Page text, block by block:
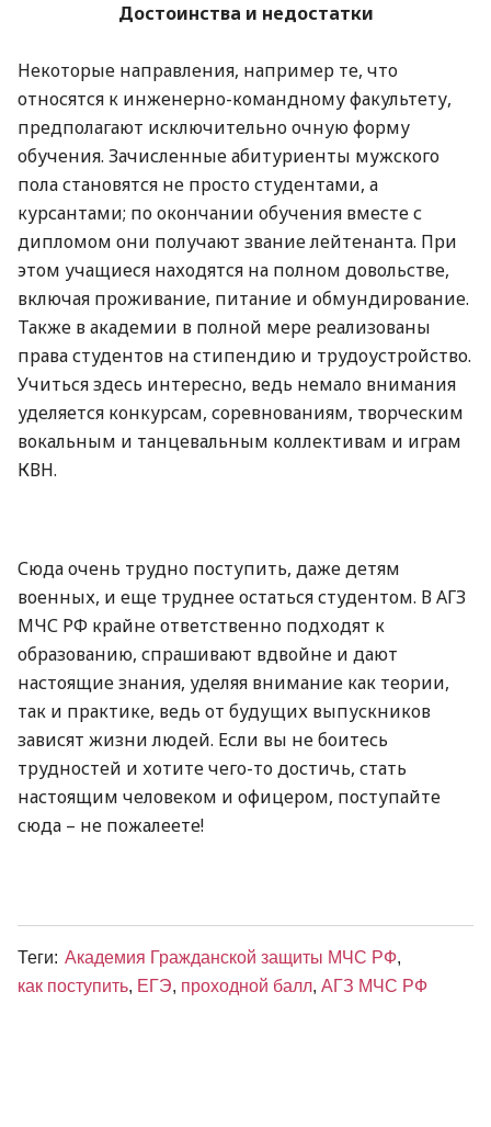
Достоинства и недостатки
Некоторые направления, например те, что
относятся к инженерно-командному факультету,
предполагают исключительно очную форму
обучения. Зачисленные абитуриенты мужского
пола становятся не просто студентами, а
курсантами; по окончании обучения вместе с
дипломом они получают звание лейтенанта. При
этом учащиеся находятся на полном довольстве,
включая проживание, питание и обмундирование.
Также в академии в полной мере реализованы
права студентов на стипендию и трудоустройство.
Учиться здесь интересно, ведь немало внимания
уделяется конкурсам, соревнованиям, творческим
вокальным и танцевальным коллективам и играм
КВН.
Сюда очень трудно поступить, даже детям
военных, и еще труднее остаться студентом. В АГЗ
МЧС РФ крайне ответственно подходят к
образованию, спрашивают вдвойне и дают
настоящие знания, уделяя внимание как теории,
так и практике, ведь от будущих выпускников
зависят жизни людей. Если вы не боитесь
трудностей и хотите чего-то достичь, стать
настоящим человеком и офицером, поступайте
сюда – не пожалеете!
Теги: Академия Гражданской защиты МЧС РФ,
как поступить, ЕГЭ, проходной балл, АГЗ МЧС РФ